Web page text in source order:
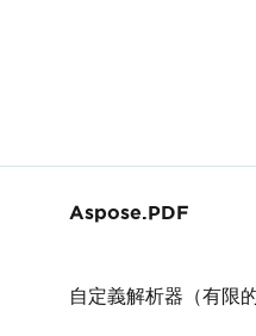
Aspose.PDF
自定義解析器（有限的